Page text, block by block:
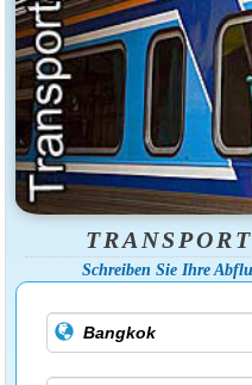
Schreiben Sie Ihre